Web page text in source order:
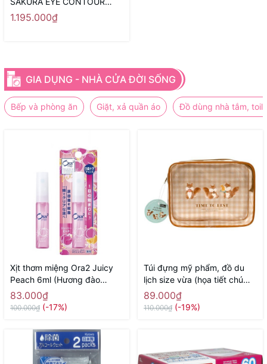
SERUM
1.195.000₫
GIA DỤNG - NHÀ CỬA ĐỜI SỐNG
Bếp và phòng ăn Giặt, xả quần áo Đồ dùng nhà tắm,
Xịt thơm miệng Ora2 Juicy
Peach 6ml (Hương đào
mọng nước) - Hàng Nhật
chính hãng
83.000₫
100.000₫ (-17%)
Túi đựng mỹ phẩm, đồ du
lịch size vừa (họa tiết chú
sóc) - Hàng Nhật nội địa
89.000₫
110.000₫ (-19%)